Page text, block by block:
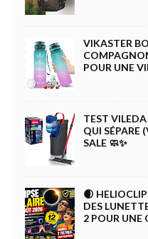
VIKASTER
POUR UNE
TEST
QUI SÉPARE
SALE 🧼✨
🌒
DES
2 POUR UNE